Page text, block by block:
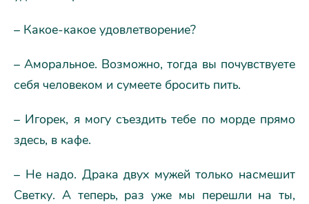
– Какое-какое удовлетворение?
– Аморальное. Возможно, тогда вы почувствуете
себя человеком и сумеете бросить пить.
– Игорек, я могу съездить тебе по морде прямо
здесь, в кафе.
– Не надо. Драка двух мужей только насмешит
Светку. А теперь, раз уже мы перешли на ты,